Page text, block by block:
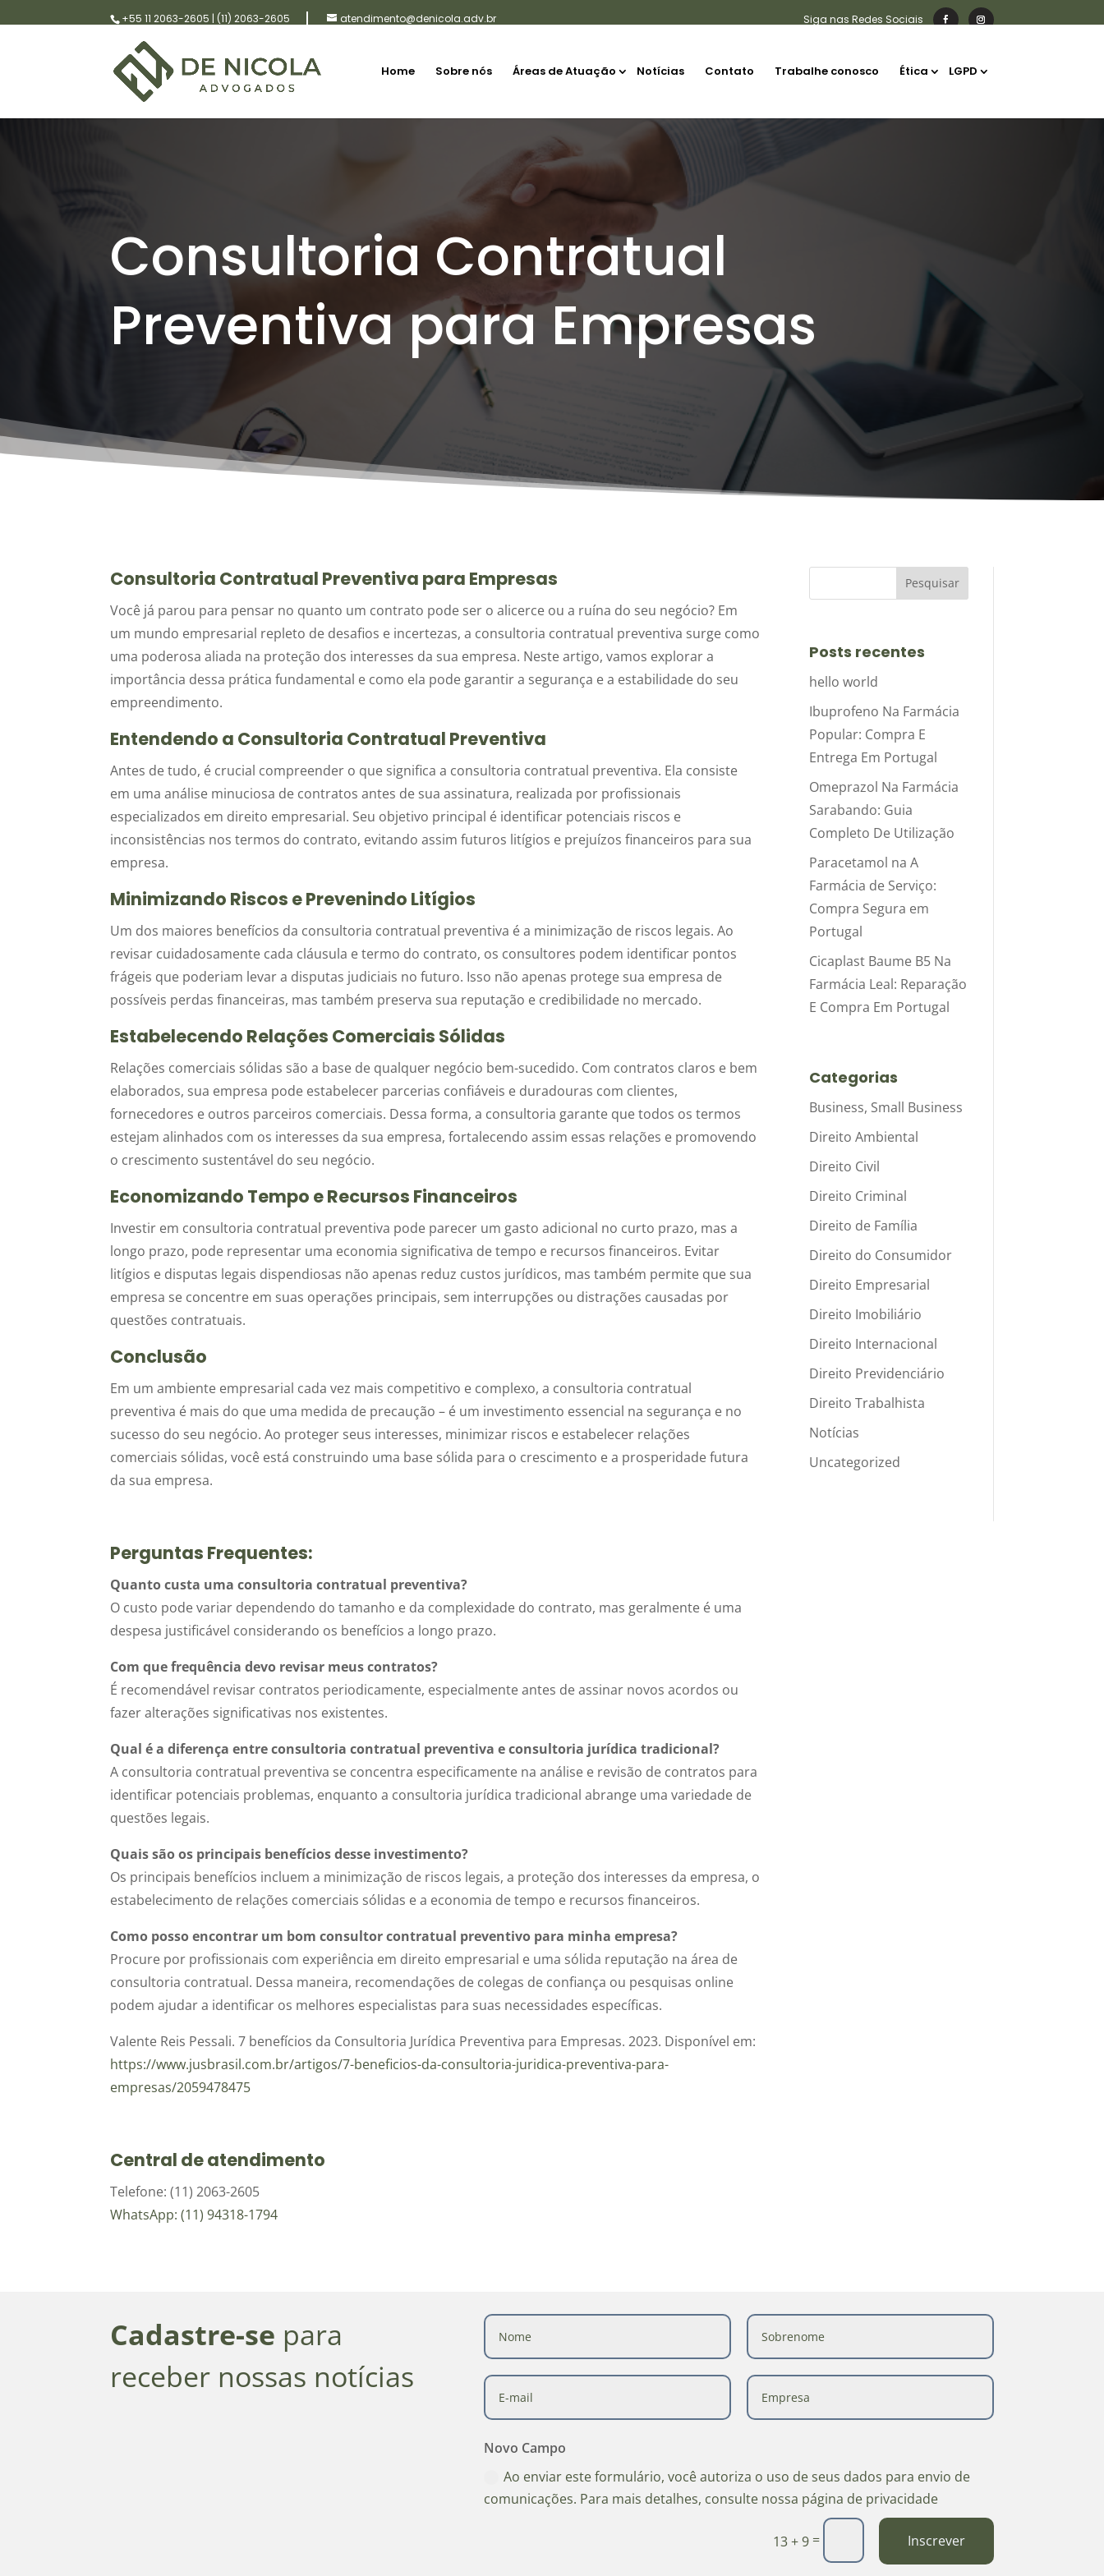
+55 11 2063-2605 | (11) 2063-2605 atendimento@denicola.adv.br
Home Sobre nós Áreas de Atuação Notícias Contato Trabalhe conosco Ética LGPD
Consultoria Contratual
Preventiva para Empresas
Consultoria Contratual Preventiva para Empresas
Você já parou para pensar no quanto um contrato pode ser o alicerce ou a ruína do seu negócio? Em
um mundo empresarial repleto de desafios e incertezas, a consultoria contratual preventiva surge como
uma poderosa aliada na proteção dos interesses da sua empresa. Neste artigo, vamos explorar a
importância dessa prática fundamental e como ela pode garantir a segurança e a estabilidade do seu
empreendimento.
Entendendo a Consultoria Contratual Preventiva
Antes de tudo, é crucial compreender o que significa a consultoria contratual preventiva. Ela consiste
em uma análise minuciosa de contratos antes de sua assinatura, realizada por profissionais
especializados em direito empresarial. Seu objetivo principal é identificar potenciais riscos e
inconsistências nos termos do contrato, evitando assim futuros litígios e prejuízos financeiros para sua
empresa.
Minimizando Riscos e Prevenindo Litígios
Um dos maiores benefícios da consultoria contratual preventiva é a minimização de riscos legais. Ao
revisar cuidadosamente cada cláusula e termo do contrato, os consultores podem identificar pontos
frágeis que poderiam levar a disputas judiciais no futuro. Isso não apenas protege sua empresa de
possíveis perdas financeiras, mas também preserva sua reputação e credibilidade no mercado.
Estabelecendo Relações Comerciais Sólidas
Relações comerciais sólidas são a base de qualquer negócio bem-sucedido. Com contratos claros e bem
elaborados, sua empresa pode estabelecer parcerias confiáveis e duradouras com clientes,
fornecedores e outros parceiros comerciais. Dessa forma, a consultoria garante que todos os termos
estejam alinhados com os interesses da sua empresa, fortalecendo assim essas relações e promovendo
o crescimento sustentável do seu negócio.
Economizando Tempo e Recursos Financeiros
Investir em consultoria contratual preventiva pode parecer um gasto adicional no curto prazo, mas a
longo prazo, pode representar uma economia significativa de tempo e recursos financeiros. Evitar
litígios e disputas legais dispendiosas não apenas reduz custos jurídicos, mas também permite que sua
empresa se concentre em suas operações principais, sem interrupções ou distrações causadas por
questões contratuais.
Conclusão
Em um ambiente empresarial cada vez mais competitivo e complexo, a consultoria contratual
preventiva é mais do que uma medida de precaução – é um investimento essencial na segurança e no
sucesso do seu negócio. Ao proteger seus interesses, minimizar riscos e estabelecer relações
comerciais sólidas, você está construindo uma base sólida para o crescimento e a prosperidade futura
da sua empresa.
Perguntas Frequentes:
Quanto custa uma consultoria contratual preventiva?
O custo pode variar dependendo do tamanho e da complexidade do contrato, mas geralmente é uma
despesa justificável considerando os benefícios a longo prazo.
Com que frequência devo revisar meus contratos?
É recomendável revisar contratos periodicamente, especialmente antes de assinar novos acordos ou
fazer alterações significativas nos existentes.
Qual é a diferença entre consultoria contratual preventiva e consultoria jurídica tradicional?
A consultoria contratual preventiva se concentra especificamente na análise e revisão de contratos para
identificar potenciais problemas, enquanto a consultoria jurídica tradicional abrange uma variedade de
questões legais.
Quais são os principais benefícios desse investimento?
Os principais benefícios incluem a minimização de riscos legais, a proteção dos interesses da empresa, o
estabelecimento de relações comerciais sólidas e a economia de tempo e recursos financeiros.
Como posso encontrar um bom consultor contratual preventivo para minha empresa?
Procure por profissionais com experiência em direito empresarial e uma sólida reputação na área de
consultoria contratual. Dessa maneira, recomendações de colegas de confiança ou pesquisas online
podem ajudar a identificar os melhores especialistas para suas necessidades específicas.
Valente Reis Pessali. 7 benefícios da Consultoria Jurídica Preventiva para Empresas. 2023. Disponível em:
https://www.jusbrasil.com.br/artigos/7-beneficios-da-consultoria-juridica-preventiva-para-
empresas/2059478475
Central de atendimento
Telefone: (11) 2063-2605
WhatsApp: (11) 94318-1794
Posts recentes
hello world
Ibuprofeno Na Farmácia
Popular: Compra E
Entrega Em Portugal
Omeprazol Na Farmácia
Sarabando: Guia
Completo De Utilização
Paracetamol na A
Farmácia de Serviço:
Compra Segura em
Portugal
Cicaplast Baume B5 Na
Farmácia Leal: Reparação
E Compra Em Portugal
Categorias
Business, Small Business
Direito Ambiental
Direito Civil
Direito Criminal
Direito de Família
Direito do Consumidor
Direito Empresarial
Direito Imobiliário
Direito Internacional
Direito Previdenciário
Direito Trabalhista
Notícias
Uncategorized
Cadastre-se para
receber nossas notícias
Novo Campo
Ao enviar este formulário, você autoriza o uso de seus dados para envio de
comunicações. Para mais detalhes, consulte nossa página de privacidade
13 + 9= Inscrever